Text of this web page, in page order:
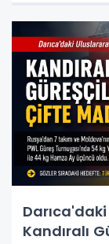
Kandıralı